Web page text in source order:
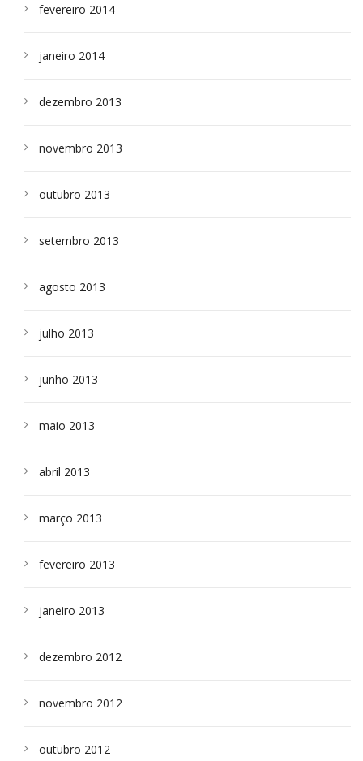
fevereiro 2014
janeiro 2014
dezembro 2013
novembro 2013
outubro 2013
setembro 2013
agosto 2013
julho 2013
junho 2013
maio 2013
abril 2013
março 2013
fevereiro 2013
janeiro 2013
dezembro 2012
novembro 2012
outubro 2012